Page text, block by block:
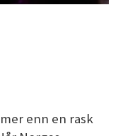
enn en rask